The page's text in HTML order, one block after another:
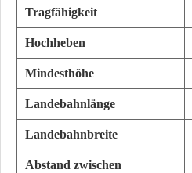
Tragfähigkeit
Hochheben
Mindesthöhe
Landebahnlänge
Landebahnbreite
Abstand zwischen